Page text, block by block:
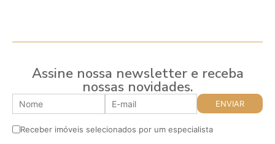
Assine nossa newsletter e receba
nossas novidades.
Receber imóveis selecionados por um especialista